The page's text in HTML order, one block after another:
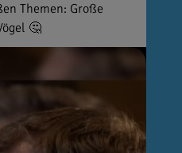
Themen: Große
🤔